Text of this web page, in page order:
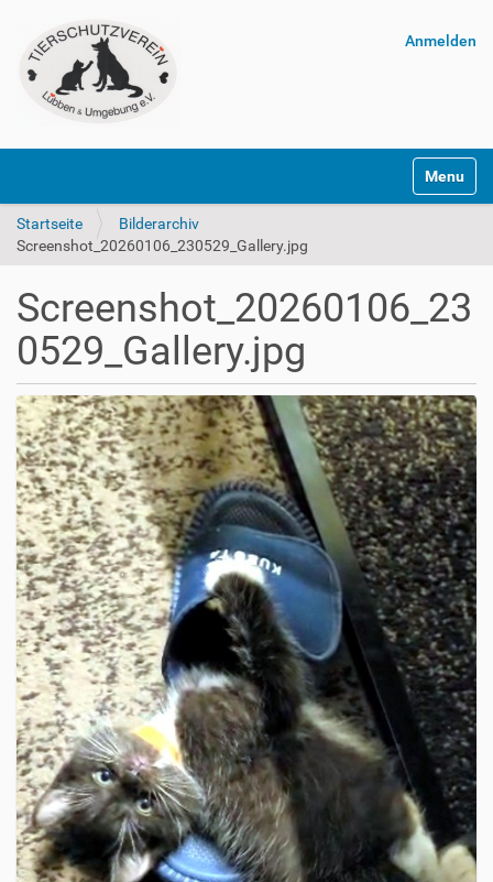
Anmelden
Startseite
Bilderarchiv
Screenshot_20260106_230529_Gallery.jpg
Screenshot_20260106_23
0529_Gallery.jpg